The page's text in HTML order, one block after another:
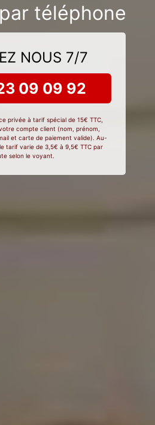
téléphone
NOUS 7/7
09 09 92
privée à tarif spécial de 15€ TTC,
compte client (nom, prénom,
et carte de paiement valide). Au-
tarif varie de 3,5€ à 9,5€ TTC par
selon le voyant.